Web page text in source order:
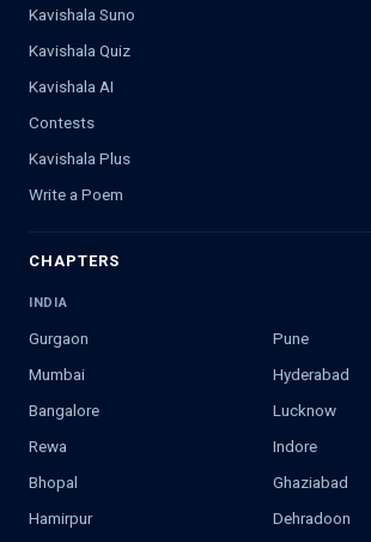
Kavishala Suno
Kavishala Quiz
Kavishala AI
Contests
Kavishala Plus
Write a Poem
CHAPTERS
INDIA
Gurgaon
Pune
Mumbai
Hyderabad
Bangalore
Lucknow
Rewa
Indore
Bhopal
Ghaziabad
Hamirpur
Dehradoon